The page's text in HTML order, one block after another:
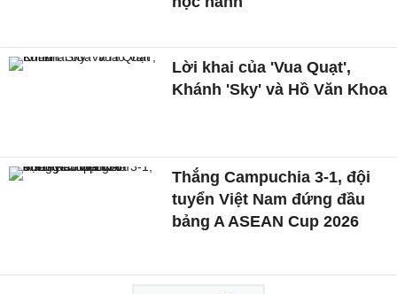
Lời khai của 'Vua Quạt',
Khánh 'Sky' và Hồ Văn Khoa
Thắng Campuchia 3-1, đội
tuyển Việt Nam đứng đầu
bảng A ASEAN Cup 2026